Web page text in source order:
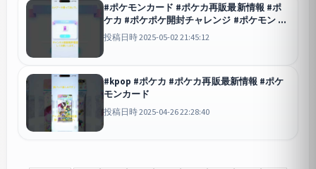
#ポケモンカード #ポケカ再販最新情報 #ポ
ケカ #ポケポケ開封チャレンジ #ポケモン
ポケポケ
投稿日時 2025-05-02 21:45:12
#kpop #ポケカ #ポケカ再販最新情報 #ポケ
モンカード
投稿日時 2025-04-26 22:28:40